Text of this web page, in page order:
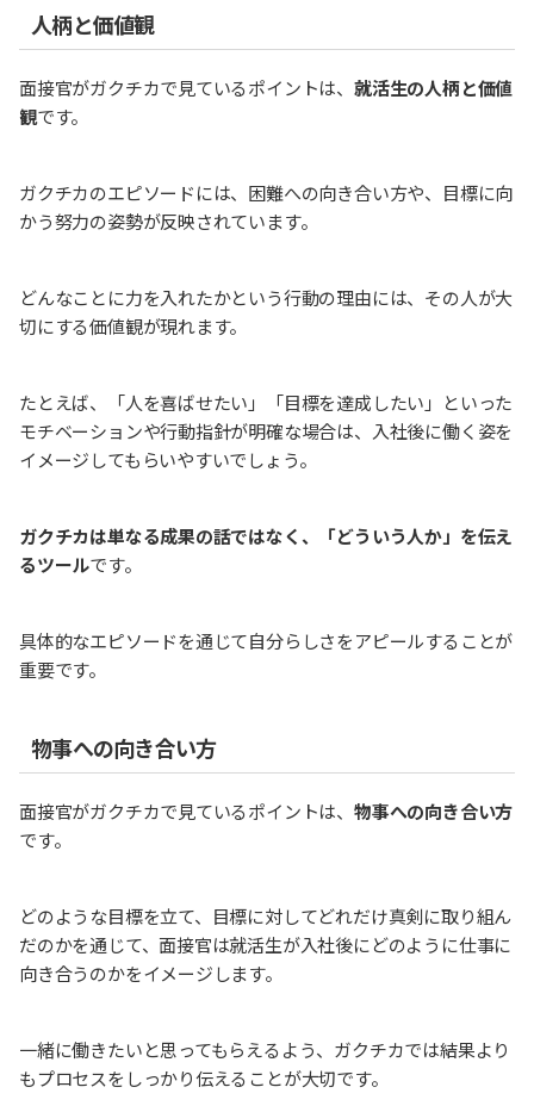
人柄と価値観
面接官がガクチカで見ているポイントは、就活生の人柄と価値
観です。
ガクチカのエピソードには、困難への向き合い方や、目標に向
かう努力の姿勢が反映されています。
どんなことに力を入れたかという行動の理由には、その人が大
切にする価値観が現れます。
たとえば、「人を喜ばせたい」「目標を達成したい」といった
モチベーションや行動指針が明確な場合は、入社後に働く姿を
イメージしてもらいやすいでしょう。
ガクチカは単なる成果の話ではなく、「どういう人か」を伝え
るツールです。
具体的なエピソードを通じて自分らしさをアピールすることが
重要です。
物事への向き合い方
面接官がガクチカで見ているポイントは、物事への向き合い方
です。
どのような目標を立て、目標に対してどれだけ真剣に取り組ん
だのかを通じて、面接官は就活生が入社後にどのように仕事に
向き合うのかをイメージします。
一緒に働きたいと思ってもらえるよう、ガクチカでは結果より
もプロセスをしっかり伝えることが大切です。